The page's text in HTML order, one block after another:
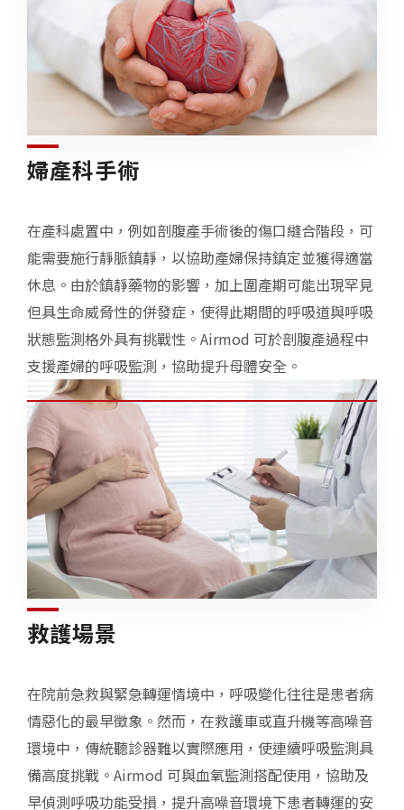
婦產科手術
在產科處置中，例如剖腹產手術後的傷口縫合階段，可
能需要施行靜脈鎮靜，以協助產婦保持鎮定並獲得適當
休息。由於鎮靜藥物的影響，加上圍產期可能出現罕見
但具生命威脅性的併發症，使得此期間的呼吸道與呼吸
狀態監測格外具有挑戰性。Airmod 可於剖腹產過程中
支援產婦的呼吸監測，協助提升母體安全。
救護場景
在院前急救與緊急轉運情境中，呼吸變化往往是患者病
情惡化的最早徵象。然而，在救護車或直升機等高噪音
環境中，傳統聽診器難以實際應用，使連續呼吸監測具
備高度挑戰。Airmod 可與血氧監測搭配使用，協助及
早偵測呼吸功能受損，提升高噪音環境下患者轉運的安